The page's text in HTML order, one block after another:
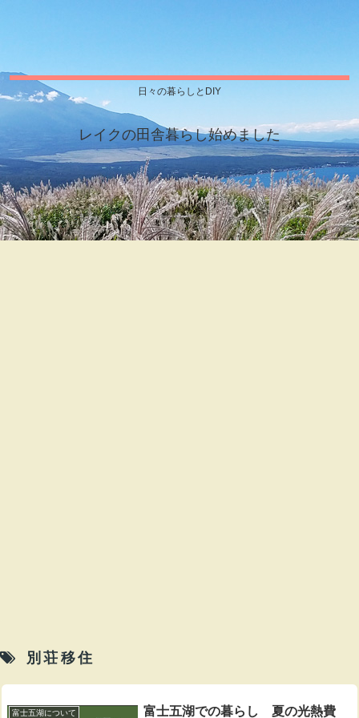
日々の暮らしとDIY
レイクの田舎暮らし始めました
別荘移住
富士五湖について 富士五湖での暮らし 夏の光熱費